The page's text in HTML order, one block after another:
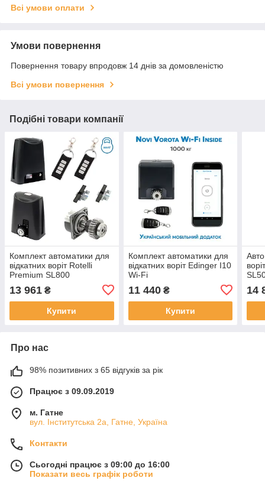
Всі умови оплати
Умови повернення
Повернення товару впродовж 14 днів за домовленістю
Всі умови повернення
Подібні товари компанії
Комплект автоматики для
відкатних воріт Rotelli
Premium SL800
13 961 ₴
Купити
Комплект автоматики для
відкатних воріт Edinger I10
Wi-Fi
11 440₴
Купити
14
Про нас
98% позитивних з 65 відгуків за рік
Працює з 09.09.2019
м. Гатне
вул. Інститутська 2а, Гатне, Україна
Контакти
Сьогодні працює з 09:00 до 16:00
Показати весь графік роботи